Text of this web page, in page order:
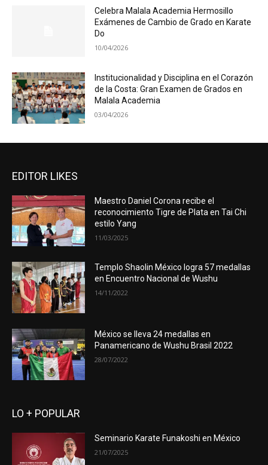
Celebra Malala Academia Hermosillo
Exámenes de Cambio de Grado en Karate
Do
10/04/2026
Institucionalidad y Disciplina en el Corazón
de la Costa: Gran Examen de Grados en
Malala Academia
03/04/2026
EDITOR LIKES
Maestro Daniel Corona recibe el
reconocimiento Tigre de Plata en Tai Chi
estilo Yang
11/03/2025
Templo Shaolin México logra 57 medallas
en Encuentro Nacional de Wushu
14/11/2022
México se lleva 24 medallas en
Panamericano de Wushu Brasil 2022
28/07/2022
LO + POPULAR
Seminario Karate Funakoshi en México
21/07/2025